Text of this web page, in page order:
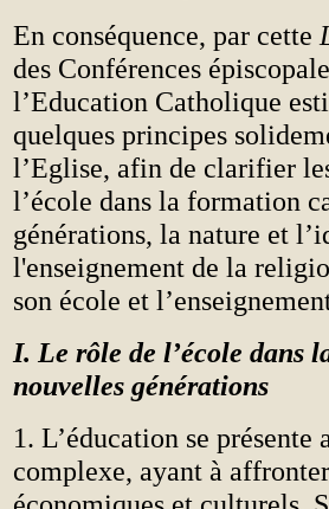
En conséquence, par cette
des Conférences
l’Education Catholique
quelques principes
l’Eglise, afin de clarifier
l’école dans la formation
générations, la nature et
l'enseignement de la
son école et
I. Le rôle de l’école dans
nouvelles générations
1. L’éducation se
complexe, ayant à